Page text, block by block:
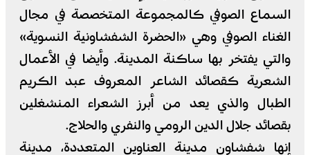
السماع الصوفي كالمجموعة المتخصصة في مجال
الغناء الصوفي وهي «الحضرة الشفشاونية النسوية»
والتي يفتخر بها ساكنة المدينة. وأيضا في الأعمال
الشعرية كقصائد الشاعر المعروف عبد الكريم
الطبال والذي يعد من أبرز الشعراء المنشغلين
بقصائد جلال الدين الرومي والنفري والحلاج.
إنها شفشاون مدينة العناوين المتعددة، مدينة